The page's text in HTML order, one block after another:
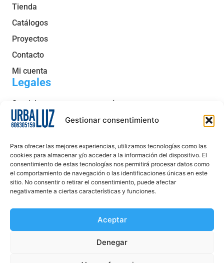
Gestionar consentimiento
Para ofrecer las mejores experiencias, utilizamos tecnologías como las
cookies para almacenar y/o acceder a la información del dispositivo. El
consentimiento de estas tecnologías nos permitirá procesar datos como
el comportamiento de navegación o las identificaciones únicas en este
sitio. No consentir o retirar el consentimiento, puede afectar
negativamente a ciertas características y funciones.
Aceptar
Denegar
Tienda
Catálogos
Proyectos
Contacto
Mi cuenta
Legales
Servicio post venta y garantía
Condiciones generales de venta
Política de cookies
Aviso legal
Declaración de accesibilidad